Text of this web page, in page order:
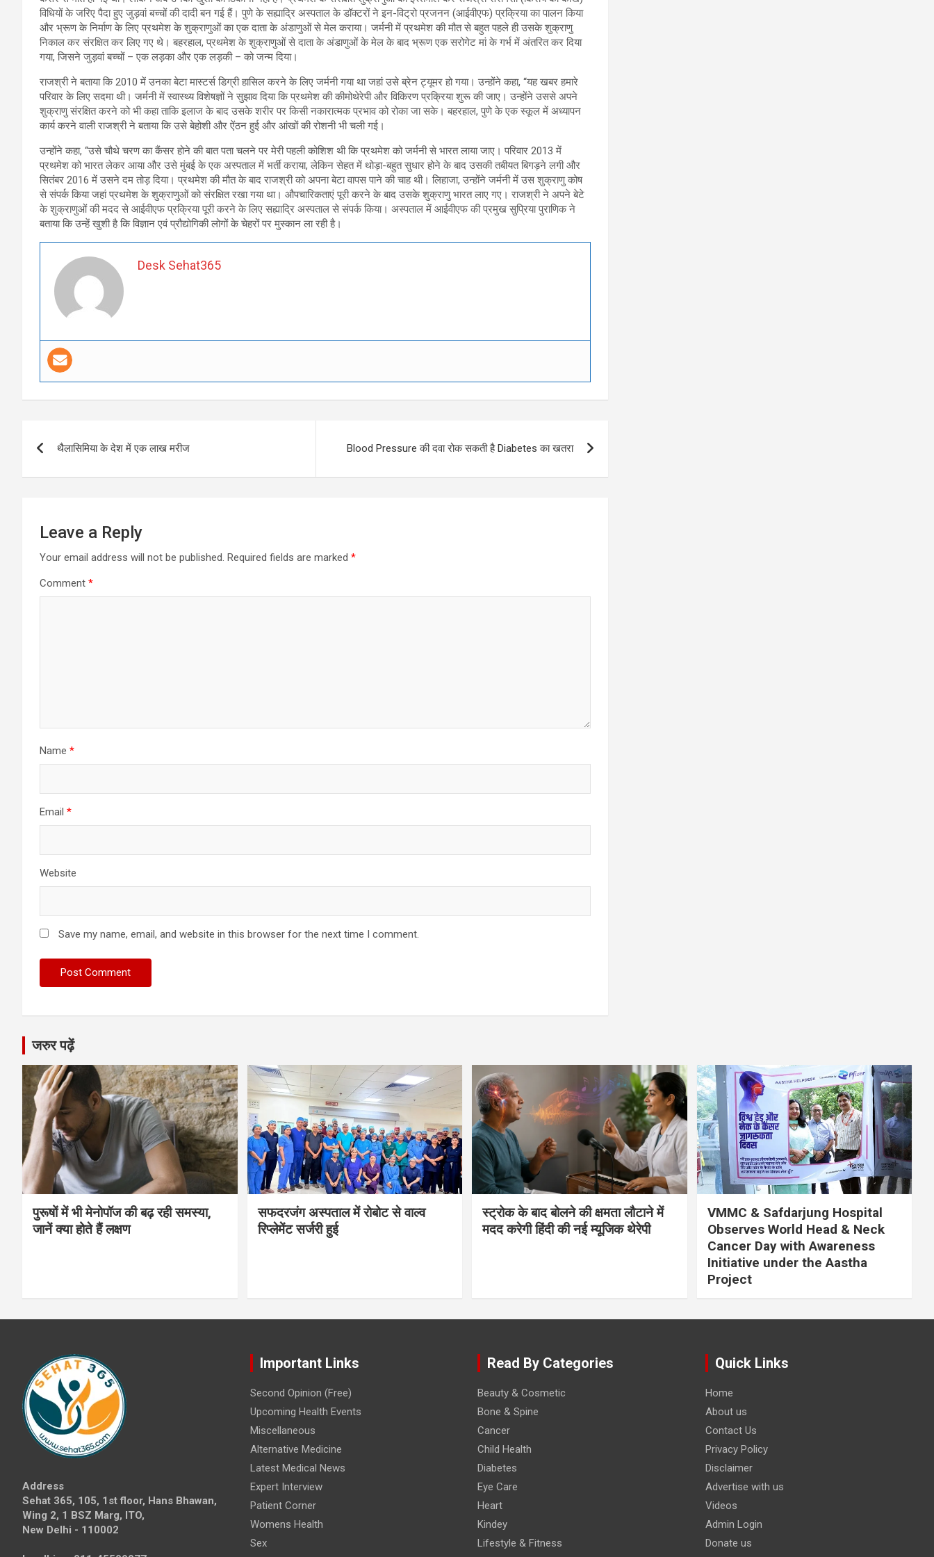
विधियों के जरिए पैदा हुए जुड़वां बच्चों की दादी बन गई हैं। पुणे के सह्याद्रि अस्पताल के डॉक्टरों ने इन-विट्रो प्रजनन (आईवीएफ) प्रक्रिया का पालन किया
और भ्रूण के निर्माण के लिए प्रथमेश के शुक्राणुओं का एक दाता के अंडाणुओं से मेल कराया। जर्मनी में प्रथमेश की मौत से बहुत पहले ही उसके शुक्राणु
निकाल कर संरक्षित कर लिए गए थे। बहरहाल, प्रथमेश के शुक्राणुओं से दाता के अंडाणुओं के मेल के बाद भ्रूण एक सरोगेट मां के गर्भ में अंतरित कर दिया
गया, जिसने जुड़वां बच्चों – एक लड़का और एक लड़की – को जन्म दिया।
राजश्री ने बताया कि 2010 में उनका बेटा मास्टर्स डिग्री हासिल करने के लिए जर्मनी गया था जहां उसे ब्रेन ट्यूमर हो गया। उन्होंने कहा, ‘‘यह खबर हमारे
परिवार के लिए सदमा थी। जर्मनी में स्वास्थ्य विशेषज्ञों ने सुझाव दिया कि प्रथमेश की कीमोथेरेपी और विकिरण प्रक्रिया शुरू की जाए। उन्होंने उससे अपने
शुक्राणु संरक्षित करने को भी कहा ताकि इलाज के बाद उसके शरीर पर किसी नकारात्मक प्रभाव को रोका जा सके। बहरहाल, पुणे के एक स्कूल में अध्यापन
कार्य करने वाली राजश्री ने बताया कि उसे बेहोशी और ऐंठन हुई और आंखों की रोशनी भी चली गई।
उन्होंने कहा, ‘‘उसे चौथे चरण का कैंसर होने की बात पता चलने पर मेरी पहली कोशिश थी कि प्रथमेश को जर्मनी से भारत लाया जाए। परिवार 2013 में
प्रथमेश को भारत लेकर आया और उसे मुंबई के एक अस्पताल में भर्ती कराया, लेकिन सेहत में थोड़ा-बहुत सुधार होने के बाद उसकी तबीयत बिगड़ने लगी और
सितंबर 2016 में उसने दम तोड़ दिया। प्रथमेश की मौत के बाद राजश्री को अपना बेटा वापस पाने की चाह थी। लिहाजा, उन्होंने जर्मनी में उस शुक्राणु कोष
से संपर्क किया जहां प्रथमेश के शुक्राणुओं को संरक्षित रखा गया था। औपचारिकताएं पूरी करने के बाद उसके शुक्राणु भारत लाए गए। राजश्री ने अपने बेटे
के शुक्राणुओं की मदद से आईवीएफ प्रक्रिया पूरी करने के लिए सह्याद्रि अस्पताल से संपर्क किया। अस्पताल में आईवीएफ की प्रमुख सुप्रिया पुराणिक ने
बताया कि उन्हें खुशी है कि विज्ञान एवं प्रौद्योगिकी लोगों के चेहरों पर मुस्कान ला रही है।
Desk Sehat365
navigation
थैलासिमिया के देश में एक लाख मरीज Blood Pressure की दवा रोक सकती है Diabetes का खतरा
Leave a Reply
Your email address will not be published. Required fields are marked *
Comment *
Name *
Email *
Website
Save my name, email, and website in this browser for the next time I comment.
जरुर पढ़ें
पुरूषों में भी मेनोपॉज की बढ़ रही समस्या,
जानें क्या होते हैं लक्षण
सफदरजंग अस्पताल में रोबोट से वाल्व
रिप्लेमेंट सर्जरी हुई
स्ट्रोक के बाद बोलने की क्षमता लौटाने में
मदद करेगी हिंदी की नई म्यूजिक थेरेपी
VMMC & Safdarjung Hospital
Observes World Head & Neck
Cancer Day with Awareness
Initiative under the Aastha
Project
Address
Sehat 365, 105, 1st floor, Hans Bhawan,
Wing 2, 1 BSZ Marg, ITO,
New Delhi - 110002
Important Links
Second Opinion (Free)
Upcoming Health Events
Miscellaneous
Alternative Medicine
Latest Medical News
Expert Interview
Patient Corner
Womens Health
Sex
Read By Categories
Beauty & Cosmetic
Bone & Spine
Cancer
Child Health
Diabetes
Eye Care
Heart
Kindey
Lifestyle & Fitness
Quick Links
Home
About us
Contact Us
Privacy Policy
Disclaimer
Advertise with us
Videos
Admin Login
Donate us